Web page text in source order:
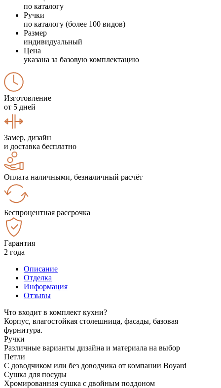
по каталогу
Ручки
по каталогу (более 100 видов)
Размер
индивидуальный
Цена
указана за базовую комплектацию
Изготовление
от 5 дней
Замер, дизайн
и доставка бесплатно
Оплата наличными, безналичный расчёт
Беспроцентная рассрочка
Гарантия
2 года
Описание
Отделка
Информация
Отзывы
Что входит в комплект кухни?
Корпус, влагостойкая столешница, фасады, базовая
фурнитура.
Ручки
Различные варианты дизайна и материала на выбор
Петли
С доводчиком или без доводчика от компании Boyard
Сушка для посуды
Хромированная сушка с двойным поддоном